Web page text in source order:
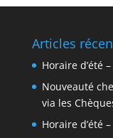
Articles
Horaire d’été
Nouveauté
via les
Horaire d’été